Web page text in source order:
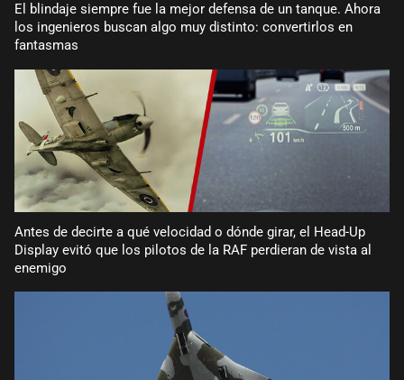
El blindaje siempre fue la mejor defensa de un tanque. Ahora
los ingenieros buscan algo muy distinto: convertirlos en
fantasmas
Antes de decirte a qué velocidad o dónde girar, el Head-Up
Display evitó que los pilotos de la RAF perdieran de vista al
enemigo